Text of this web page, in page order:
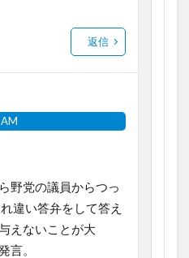
返信
野党の議員からつっ
違い答弁をして答え
えないことが大
言。